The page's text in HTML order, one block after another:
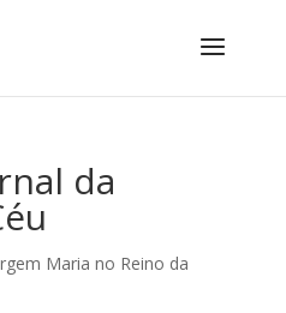
da
Maria no Reino da